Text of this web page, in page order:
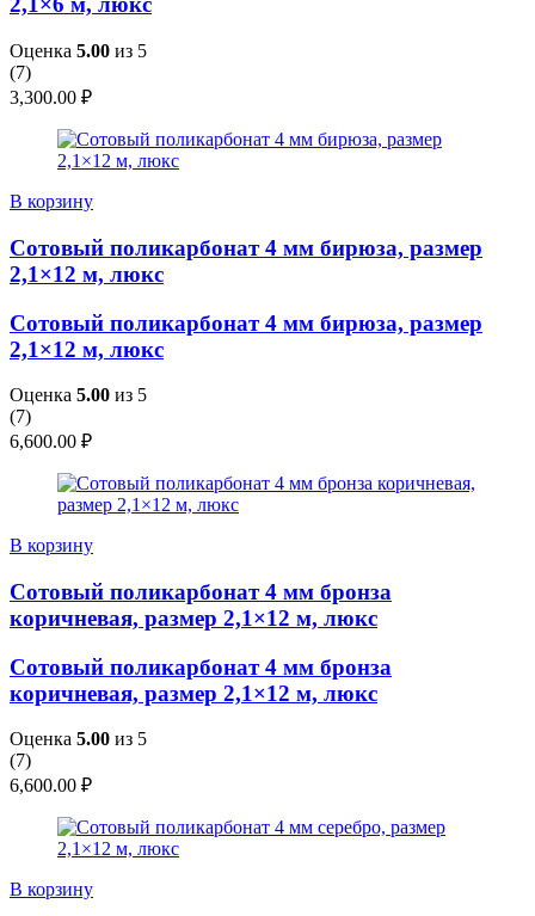
Оценка 5.00 из 5
(7)
3,300.00 ₽
В корзину
Сотовый поликарбонат 4 мм бирюза, размер
2,1×12 м, люкс
Сотовый поликарбонат 4 мм бирюза, размер
2,1×12 м, люкс
Оценка 5.00 из 5
(7)
6,600.00 ₽
В корзину
Сотовый поликарбонат 4 мм бронза
коричневая, размер 2,1×12 м, люкс
Сотовый поликарбонат 4 мм бронза
коричневая, размер 2,1×12 м, люкс
Оценка 5.00 из 5
(7)
6,600.00 ₽
В корзину